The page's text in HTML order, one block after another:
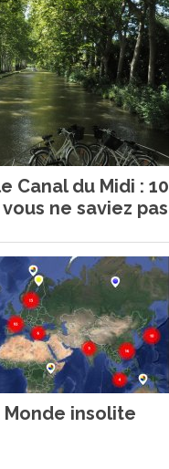
Canal du Midi : 10
ne saviez pas
Monde insolite